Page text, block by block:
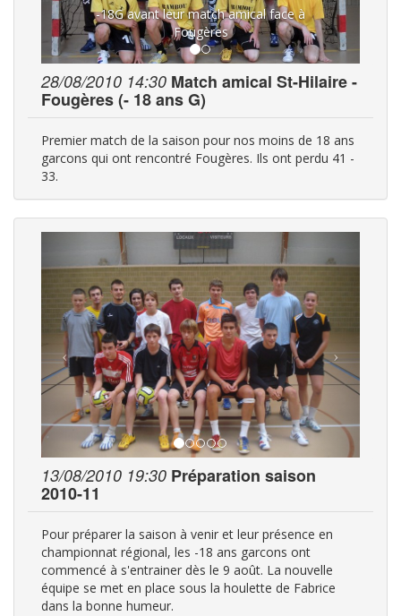
-18G avant leur match amical face à
Fougères
28/08/2010 14:30 Match amical St-Hilaire -
Fougères (- 18 ans G)
Premier match de la saison pour nos moins de 18 ans
garcons qui ont rencontré Fougères. Ils ont perdu 41 -
33.
13/08/2010 19:30 Préparation saison
2010-11
Pour préparer la saison à venir et leur présence en
championnat régional, les -18 ans garcons ont
commencé à s'entrainer dès le 9 août. La nouvelle
équipe se met en place sous la houlette de Fabrice
dans la bonne humeur.